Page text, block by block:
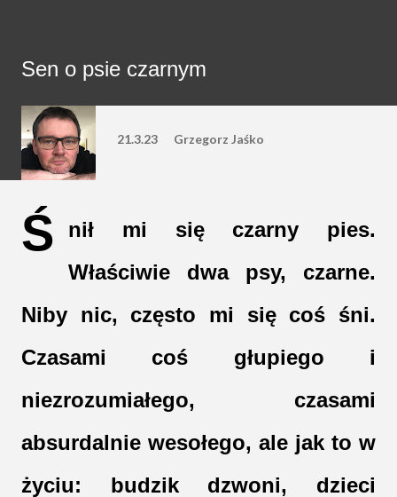
Sen o psie czarnym
21.3.23 Grzegorz Jaśko
Ś
nił mi się czarny pies.
Właściwie dwa psy, czarne.
Niby nic, często mi się coś śni.
Czasami coś głupiego i
niezrozumiałego, czasami
absurdalnie wesołego, ale jak to w
życiu: budzik dzwoni, dzieci